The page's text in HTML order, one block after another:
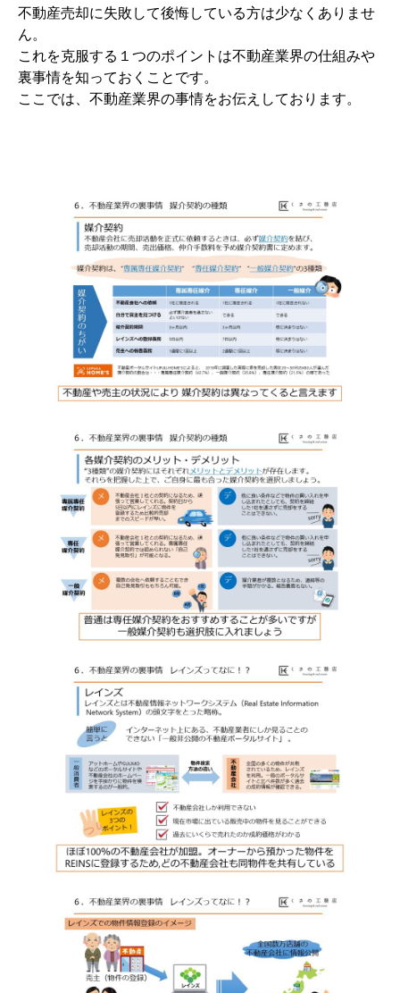
不動産売却に失敗して後悔している方は少なくありませ
ん。
これを克服する１つのポイントは不動産業界の仕組みや
裏事情を知っておくことです。
ここでは、不動産業界の事情をお伝えしております。